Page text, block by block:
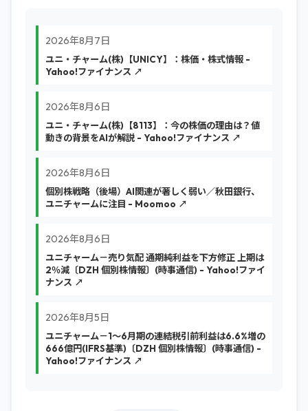
2026年8月7日
ユニ・チャーム(株)【UNICY】：株価・株式情報 -
Yahoo!ファイナンス ↗
2026年8月6日
ユニ・チャーム(株)【8113】：今の株価の理由は？値
動きの背景をAIが解説 - Yahoo!ファイナンス ↗
2026年8月6日
個別株戦略（後場）AI関連が著しく弱い／秋田銀行、
ユニチャームに注目 - Moomoo ↗
2026年8月6日
ユニチャーム－売り気配 通期純利益を下方修正 上期は
2％減〔DZH 個別株情報〕(時事通信) - Yahoo!ファイ
ナンス ↗
2026年8月5日
ユニチャーム－1～6月期の連結税引前利益は6.6%増の
666億円(IFRS基準)〔DZH 個別株情報〕(時事通信) -
Yahoo!ファイナンス ↗